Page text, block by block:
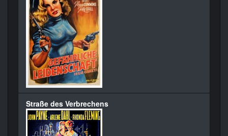
Straße des Verbrechens